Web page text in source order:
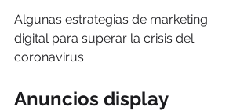
Algunas estrategias de marketing
digital para superar la crisis del
coronavirus
Anuncios display